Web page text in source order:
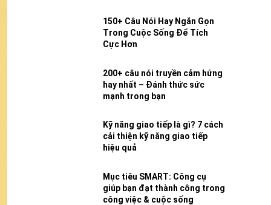
150+ Câu Nói Hay Ngắn Gọn
Trong Cuộc Sống Để Tích
Cực Hơn
200+ câu nói truyền cảm hứng
hay nhất – Đánh thức sức
mạnh trong bạn
Kỹ năng giao tiếp là gì? 7 cách
cải thiện kỹ năng giao tiếp
hiệu quả
Mục tiêu SMART: Công cụ
giúp bạn đạt thành công trong
công việc & cuộc sống